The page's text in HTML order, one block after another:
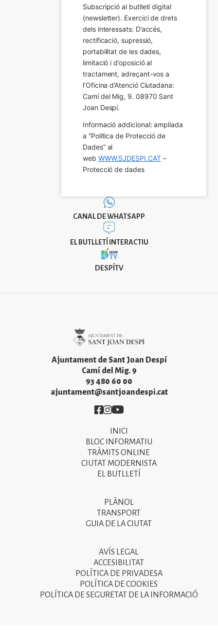
Subscripció al butlletí digital
(newsletter). Exercici de drets
dels interessats: D’accés,
rectificació, supressió,
portabilitat de les dades,
limitació i d’oposició al
tractament, adreçant-vos a
l’Oficina d’Atenció Ciutadana:
Camí del Mig, 9. 08970 Sant
Joan Despí.
Informació addicional: ampliada
a “Política de Protecció de
Dades” al
web WWW.SJDESPI.CAT –
Protecció de dades
CANAL DE WHATSAPP
EL BUTLLETÍ INTERACTIU
DESPÍTV
Ajuntament de Sant Joan Despí
Camí del Mig. 9
93 480 60 00
ajuntament@santjoandespi.cat
Imatge
Imatge
Imatge
INICI
BLOC INFORMATIU
TRÀMITS ONLINE
CIUTAT MODERNISTA
EL BUTLLETÍ
PLÀNOL
TRANSPORT
GUIA DE LA CIUTAT
AVÍS LEGAL
ACCESIBILITAT
POLÍTICA DE PRIVADESA
POLÍTICA DE COOKIES
POLÍTICA DE SEGURETAT DE LA INFORMACIÓ